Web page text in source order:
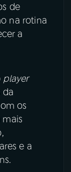
de
na rotina
a
player
da
os
e a